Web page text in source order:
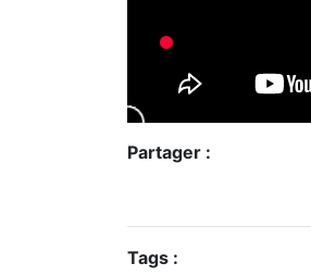
Partager :
Tags :